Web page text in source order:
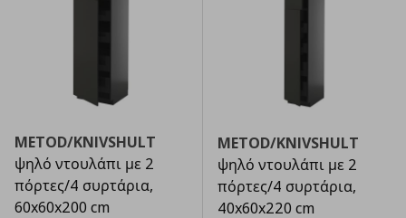
METOD/KNIVSHULT
ψηλό ντουλάπι με 2
πόρτες/4 συρτάρια,
60x60x200 cm
METOD/KNIVSHULT
ψηλό ντουλάπι με 2
πόρτες/4 συρτάρια,
40x60x220 cm